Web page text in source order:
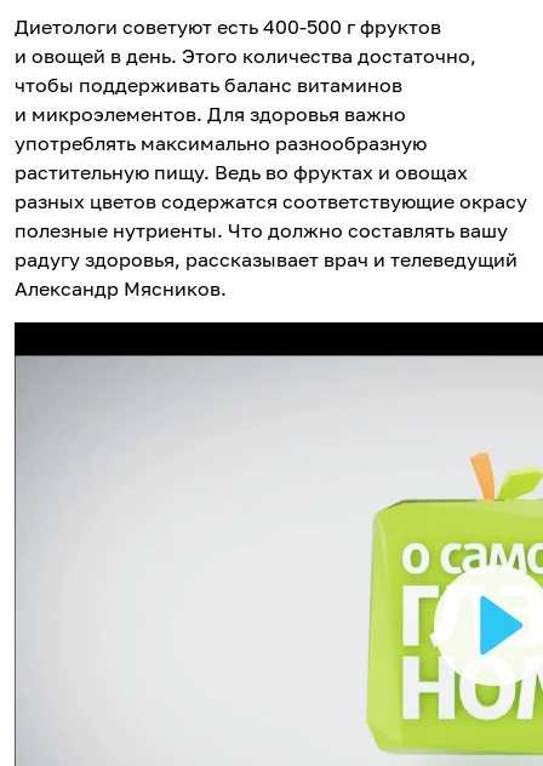
Диетологи советуют есть 400-500 г фруктов
и овощей в день. Этого количества достаточно,
чтобы поддерживать баланс витаминов
и микроэлементов. Для здоровья важно
употреблять максимально разнообразную
растительную пищу. Ведь во фруктах и овощах
разных цветов содержатся соответствующие окрасу
полезные нутриенты. Что должно составлять вашу
радугу здоровья, рассказывает врач и телеведущий
Александр Мясников.
В
о